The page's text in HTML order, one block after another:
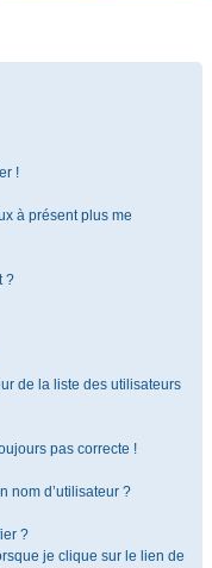
!
à présent plus me
?
de la liste des utilisateurs
pas correcte !
nom d’utilisateur ?
?
je clique sur le lien de